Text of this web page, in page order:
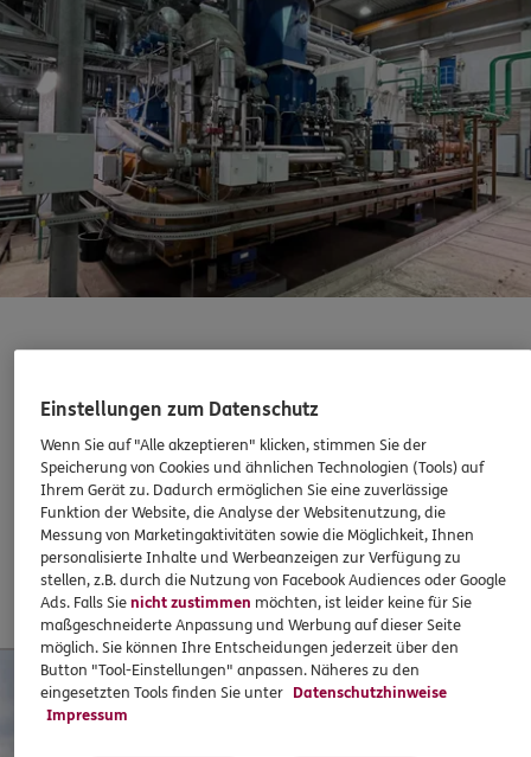
Für stationäre Maschinen. Schutz bei Teil- und
Totalschäden.
Jetzt informieren
Einstellungen zum Datenschutz
Wenn Sie auf "Alle akzeptieren" klicken, stimmen Sie der
Speicherung von Cookies und ähnlichen Technologien (Tools) auf
Ihrem Gerät zu. Dadurch ermöglichen Sie eine zuverlässige
Funktion der Website, die Analyse der Websitenutzung, die
Messung von Marketingaktivitäten sowie die Möglichkeit, Ihnen
personalisierte Inhalte und Werbeanzeigen zur Verfügung zu
stellen, z.B. durch die Nutzung von Facebook Audiences oder Google
Ads. Falls Sienicht zustimmen möchten, ist leider keine für Sie
maßgeschneiderte Anpassung und Werbung auf dieser Seite
möglich. Sie können Ihre Entscheidungen jederzeit über den
Button "Tool-Einstellungen" anpassen. Näheres zu den
eingesetzten Tools finden Sie unter Datenschutzhinweise
Impressum